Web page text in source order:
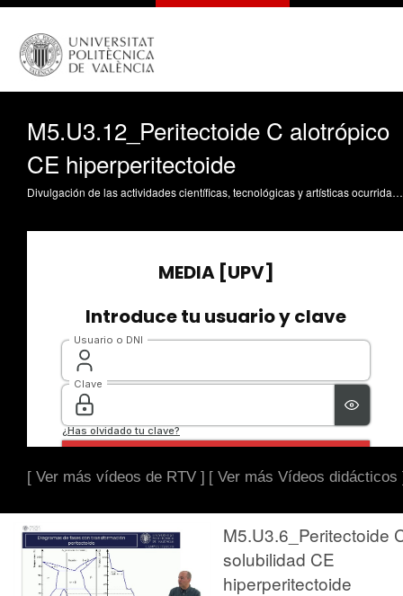
M5.U3.12_Peritectoide C alotrópico
CE hiperperitectoide
Divulgación de las actividades científicas, tecnológicas y artísticas ocurridas en los tres campus de la UPV
[ Ver más vídeos de RTV ] [ Ver más Vídeos didácticos
M5.U3.6_Peritectoide
solubilidad CE
hiperperitectoide